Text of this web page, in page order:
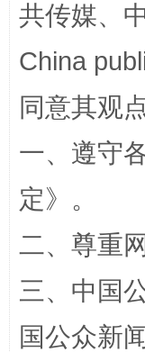
共传媒、
China
同意其观
一、遵守
定》。
二、尊重
三、中国
国公众新